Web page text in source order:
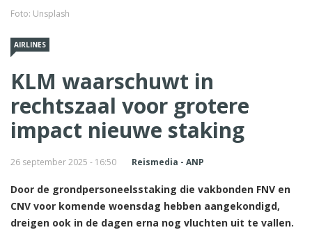
Foto: Unsplash
AIRLINES
KLM waarschuwt in
rechtszaal voor grotere
impact nieuwe staking
26 september 2025 - 16:50 Reismedia - ANP
Door de grondpersoneelsstaking die vakbonden FNV en
CNV voor komende woensdag hebben aangekondigd,
dreigen ook in de dagen erna nog vluchten uit te vallen.